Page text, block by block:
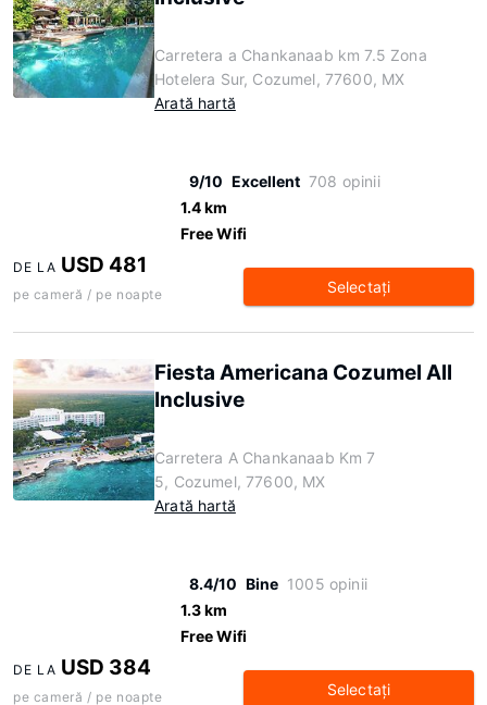
Carretera a Chankanaab km 7.5 Zona
Hotelera Sur, Cozumel, 77600, MX
Arată hartă
9/10 Excellent 708 opinii
1.4 km
Free Wifi
DE LA USD 481
pe cameră / pe noapte Selectaţi
Fiesta Americana Cozumel All
Inclusive
Carretera A Chankanaab Km 7
5, Cozumel, 77600, MX
Arată hartă
8.4/10 Bine 1005 opinii
1.3 km
Free Wifi
DE LA USD 384
pe cameră / pe noapte Selectaţi